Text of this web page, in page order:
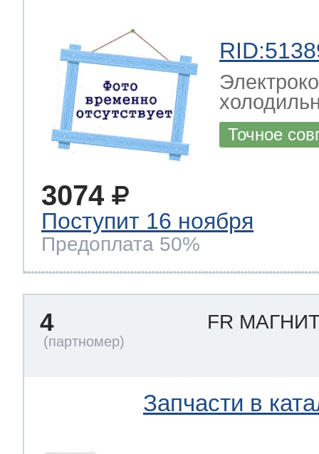
Точное
3074
Поступит 16 ноября
Предоплата 50%
4 FR
Запчасти в